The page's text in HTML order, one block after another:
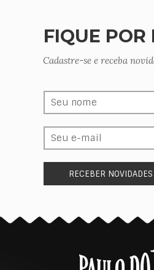
FIQUE POR
Cadastre-se e receba